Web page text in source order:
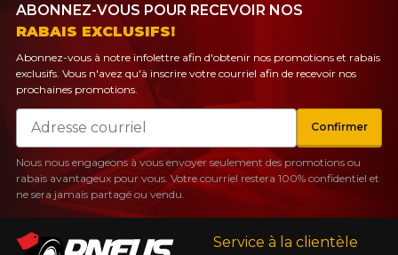
Service à la clientèle
ABONNEZ-VOUS POUR RECEVOIR NOS
RABAIS EXCLUSIFS!
Abonnez-vous à notre infolettre afin d'obtenir nos promotions et rabais
exclusifs. Vous n'avez qu'à inscrire votre courriel afin de recevoir nos
prochaines promotions.
Courriel
Confirmer
Nous nous engageons à vous envoyer seulement des promotions ou
rabais avantageux pour vous. Votre courriel restera 100% confidentiel et
ne sera jamais partagé ou vendu.